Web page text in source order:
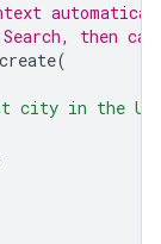
then
create(
city in the